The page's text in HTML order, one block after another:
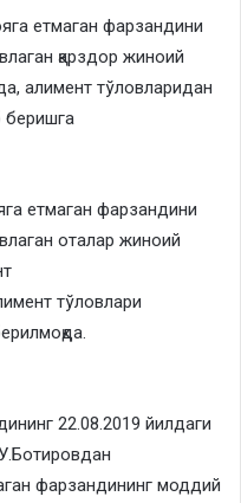
етмаган фарзандини
қарздор жиноий
алимент тўловларидан
беришга
етмаган фарзандини
оталар жиноий
тўловлари
22.08.2019 йилдаги
фарзандининг моддий